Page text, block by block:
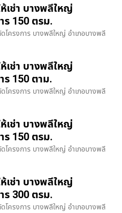
ห้เช่า บางพลีใหญ่
150 ตรม.
โครงการ บางพลีใหญ่ อำเภอบางพลี
ห้เช่า บางพลีใหญ่
150 ตาม.
โครงการ บางพลีใหญ่ อำเภอบางพลี
ห้เช่า บางพลีใหญ่
150 ตรม.
โครงการ บางพลีใหญ่ อำเภอบางพลี
ห้เช่า บางพลีใหญ่
300 ตรม.
โครงการ บางพลีใหญ่ อำเภอบางพลี